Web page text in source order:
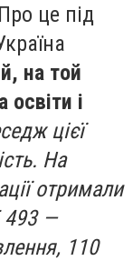
це під
на той
і
цієї
На
отримали
493 —
110